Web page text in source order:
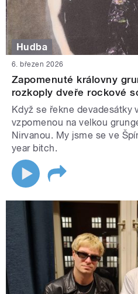
Hudba
6. březen 2026
Zapomenuté královny
rozkoply dveře rockové
Když se řekne devadesátky
vzpomenou na velkou
Nirvanou. My jsme se ve
year bitch.